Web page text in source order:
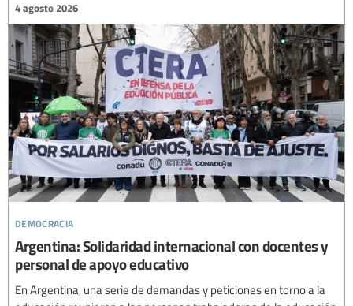
democracia
4 agosto 2026
Argentina: Solidaridad internacional con docentes y
personal de apoyo educativo
En Argentina, una serie de demandas y peticiones en torno a la